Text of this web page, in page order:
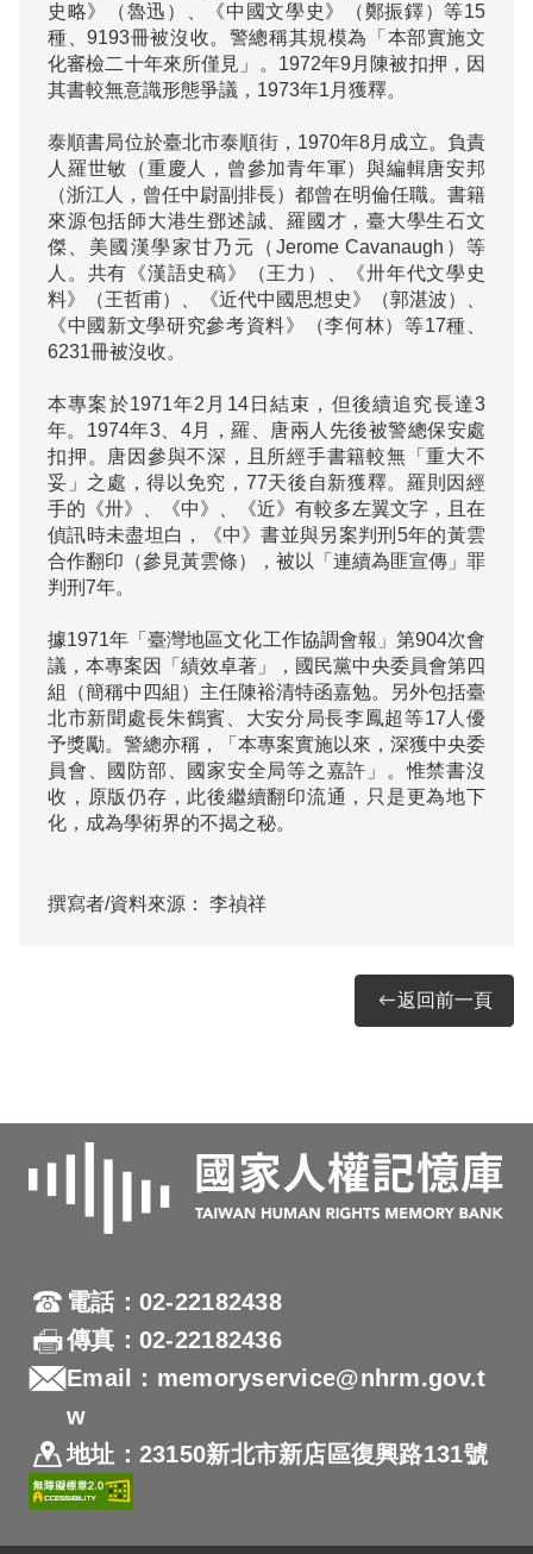
史略》（魯迅）、《中國文學史》（鄭振鐸）等15
種、9193冊被沒收。警總稱其規模為「本部實施文
化審檢二十年來所僅見」。1972年9月陳被扣押，因
其書較無意識形態爭議，1973年1月獲釋。
泰順書局位於臺北市泰順街，1970年8月成立。負責
人羅世敏（重慶人，曾參加青年軍）與編輯唐安邦
（浙江人，曾任中尉副排長）都曾在明倫任職。書籍
來源包括師大港生鄧述誠、羅國才，臺大學生石文
傑、美國漢學家甘乃元（Jerome Cavanaugh）等
人。共有《漢語史稿》（王力）、《卅年代文學史
料》（王哲甫）、《近代中國思想史》（郭湛波）、
《中國新文學研究參考資料》（李何林）等17種、
6231冊被沒收。
本專案於1971年2月14日結束，但後續追究長達3
年。1974年3、4月，羅、唐兩人先後被警總保安處
扣押。唐因參與不深，且所經手書籍較無「重大不
妥」之處，得以免究，77天後自新獲釋。羅則因經
手的《卅》、《中》、《近》有較多左翼文字，且在
偵訊時未盡坦白，《中》書並與另案判刑5年的黃雲
合作翻印（參見黃雲條），被以「連續為匪宣傳」罪
判刑7年。
據1971年「臺灣地區文化工作協調會報」第904次會
議，本專案因「績效卓著」，國民黨中央委員會第四
組（簡稱中四組）主任陳裕清特函嘉勉。另外包括臺
北市新聞處長朱鶴賓、大安分局長李鳳超等17人優
予獎勵。警總亦稱，「本專案實施以來，深獲中央委
員會、國防部、國家安全局等之嘉許」。惟禁書沒
收，原版仍存，此後繼續翻印流通，只是更為地下
化，成為學術界的不揭之秘。
撰寫者/資料來源： 李禎祥
返回前一頁
電話：02-22182438
傳真：02-22182436
Email：memoryservice@nhrm.gov.t
w
地址：23150新北市新店區復興路131號